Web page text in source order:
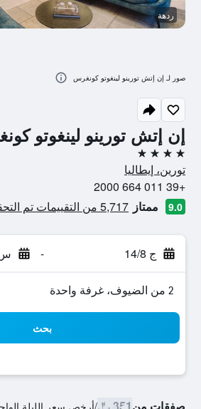
إن إتش تورينو لينغوتو
4 نجوم
تورين، إيطاليا
+39 011 664 2000
9.0 ممتاز 5,717 من التقييمات تم التحقق منها
ج 14/8 - س
2 من الضيوف، غرفة واحدة
بحث
/أرخص سعر الليلة
ردهة
صور لـ إن إتش تورينو لينغوتو كونغرس